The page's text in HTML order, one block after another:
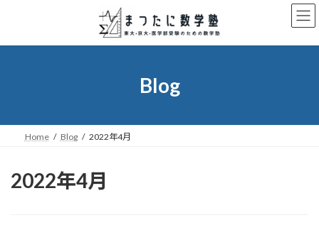
ン
ー
Blog
Home Blog 2022年4月
2022年4月